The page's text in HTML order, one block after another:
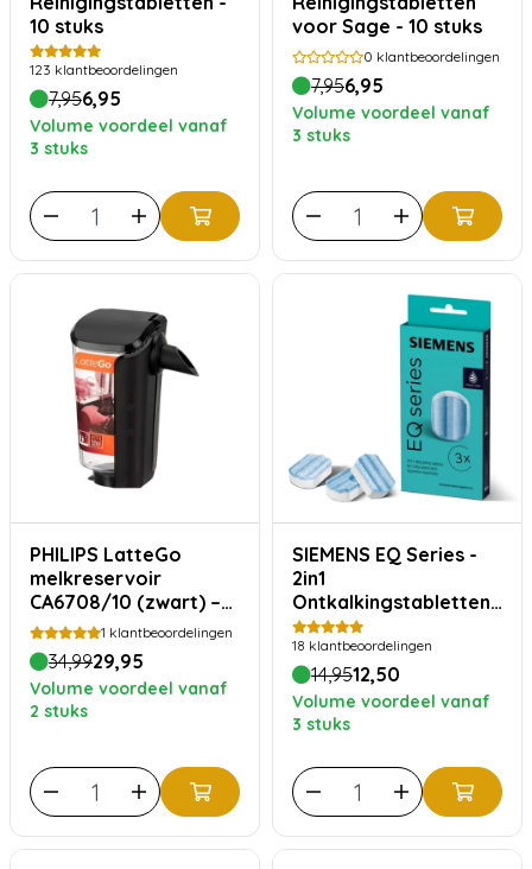
10 stuks
123 klantbeoordelingen
7,956,95
Volume voordeel vanaf
3 stuks
voor Sage - 10 stuks
0 klantbeoordelingen
7,956,95
Volume voordeel vanaf
3 stuks
PHILIPS LatteGo
melkreservoir
CA6708/10 (zwart) –
origineel
1 klantbeoordelingen
34,9929,95
Volume voordeel vanaf
2 stuks
SIEMENS EQ Series -
2in1
Ontkalkingstabletten
TZ80002A
18 klantbeoordelingen
14,9512,50
Volume voordeel vanaf
3 stuks